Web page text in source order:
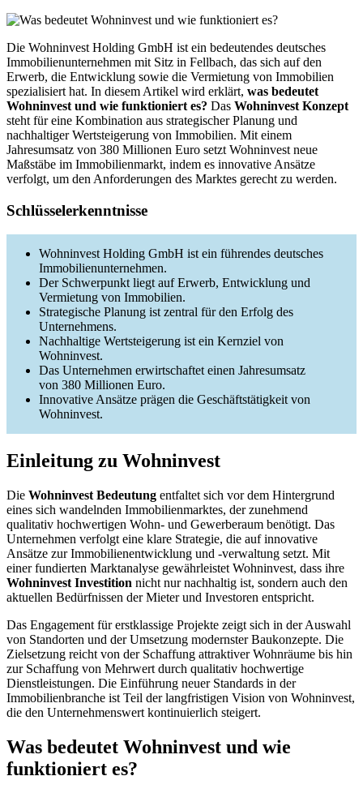
Die Wohninvest Holding GmbH ist ein bedeutendes deutsches
Immobilienunternehmen mit Sitz in Fellbach, das sich auf den
Erwerb, die Entwicklung sowie die Vermietung von Immobilien
spezialisiert hat. In diesem Artikel wird erklärt, was bedeutet
Wohninvest und wie funktioniert es? Das Wohninvest Konzept
steht für eine Kombination aus strategischer Planung und
nachhaltiger Wertsteigerung von Immobilien. Mit einem
Jahresumsatz von 380 Millionen Euro setzt Wohninvest neue
Maßstäbe im Immobilienmarkt, indem es innovative Ansätze
verfolgt, um den Anforderungen des Marktes gerecht zu werden.
Schlüsselerkenntnisse
Wohninvest Holding GmbH ist ein führendes deutsches
Immobilienunternehmen.
Der Schwerpunkt liegt auf Erwerb, Entwicklung und
Vermietung von Immobilien.
Strategische Planung ist zentral für den Erfolg des
Unternehmens.
Nachhaltige Wertsteigerung ist ein Kernziel von
Wohninvest.
Das Unternehmen erwirtschaftet einen Jahresumsatz
von 380 Millionen Euro.
Innovative Ansätze prägen die Geschäftstätigkeit von
Wohninvest.
Einleitung zu Wohninvest
Die Wohninvest Bedeutung entfaltet sich vor dem Hintergrund
eines sich wandelnden Immobilienmarktes, der zunehmend
qualitativ hochwertigen Wohn- und Gewerberaum benötigt. Das
Unternehmen verfolgt eine klare Strategie, die auf innovative
Ansätze zur Immobilienentwicklung und -verwaltung setzt. Mit
einer fundierten Marktanalyse gewährleistet Wohninvest, dass ihre
Wohninvest Investition nicht nur nachhaltig ist, sondern auch den
aktuellen Bedürfnissen der Mieter und Investoren entspricht.
Das Engagement für erstklassige Projekte zeigt sich in der Auswahl
von Standorten und der Umsetzung modernster Baukonzepte. Die
Zielsetzung reicht von der Schaffung attraktiver Wohnräume bis hin
zur Schaffung von Mehrwert durch qualitativ hochwertige
Dienstleistungen. Die Einführung neuer Standards in der
Immobilienbranche ist Teil der langfristigen Vision von Wohninvest,
die den Unternehmenswert kontinuierlich steigert.
Was bedeutet Wohninvest und wie
funktioniert es?